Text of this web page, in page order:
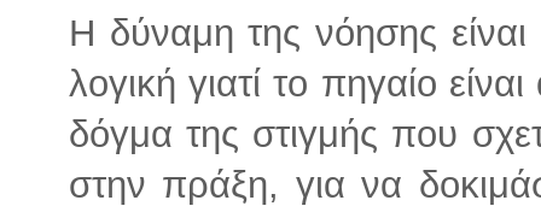
Η δύναμη της νόησης είναι
λογική γιατί το πηγαίο
δόγμα της στιγμής που
στην πράξη, για να